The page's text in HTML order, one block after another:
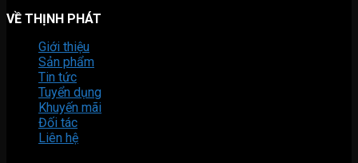
VỀ THỊNH PHÁT
Giới thiệu
Sản phẩm
Tin tức
Tuyển dụng
Khuyến mãi
Đối tác
Liên hệ